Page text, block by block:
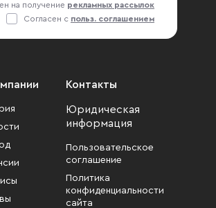
на получение рекламных рассылок
Согласен с польз. соглашением
Контакты
Юридическая
информация
Пользовательское
соглашение
Политика
конфиденциальности
сайта